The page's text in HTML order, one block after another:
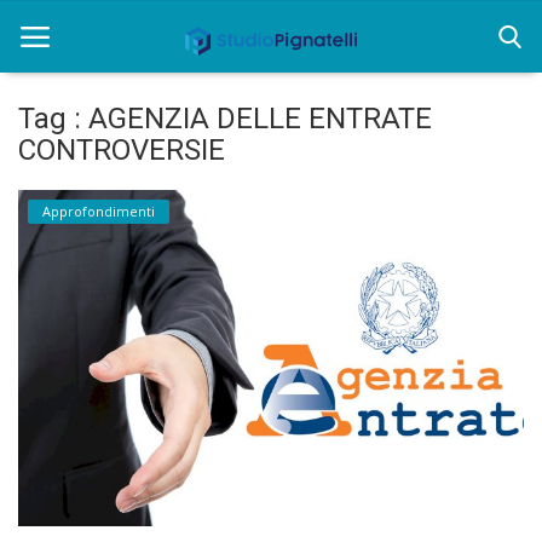
Home
Rent
Chi siamo
Informazioni
Approfondimenti
Contatti
Tag : AGENZIA DELLE ENTRATE
CONTROVERSIE
Approfondimenti